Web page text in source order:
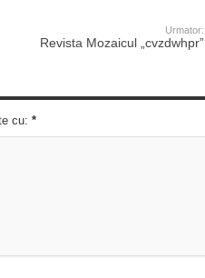
Urmator:
Revista Mozaicul „cvzdwhpr”
cu: *